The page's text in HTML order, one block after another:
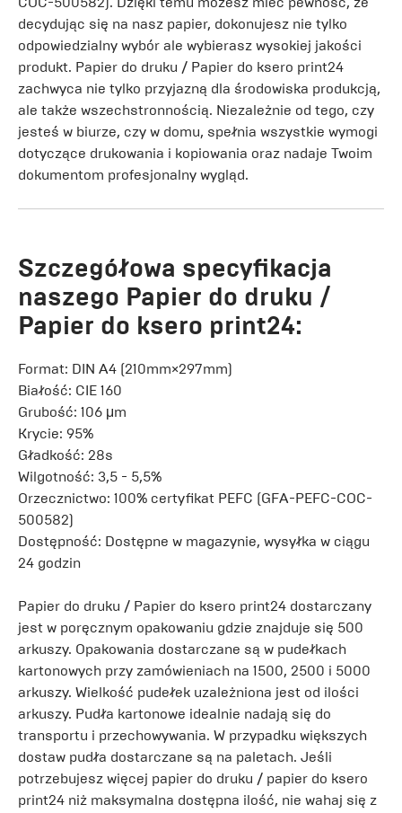
decydując się na nasz papier, dokonujesz nie tylko
odpowiedzialny wybór ale wybierasz wysokiej jakości
produkt. Papier do druku / Papier do ksero print24
zachwyca nie tylko przyjazną dla środowiska produkcją,
ale także wszechstronnością. Niezależnie od tego, czy
jesteś w biurze, czy w domu, spełnia wszystkie wymogi
dotyczące drukowania i kopiowania oraz nadaje Twoim
dokumentom profesjonalny wygląd.
Szczegółowa specyfikacja
naszego Papier do druku /
Papier do ksero print24:
Format: DIN A4 (210mm×297mm)
Białość: CIE 160
Grubość: 106 μm
Krycie: 95%
Gładkość: 28s
Wilgotność: 3,5 - 5,5%
Orzecznictwo: 100% certyfikat PEFC (GFA-PEFC-COC-
500582)
Dostępność: Dostępne w magazynie, wysyłka w ciągu
24 godzin
Papier do druku / Papier do ksero print24 dostarczany
jest w poręcznym opakowaniu gdzie znajduje się 500
arkuszy. Opakowania dostarczane są w pudełkach
kartonowych przy zamówieniach na 1500, 2500 i 5000
arkuszy. Wielkość pudełek uzależniona jest od ilości
arkuszy. Pudła kartonowe idealnie nadają się do
transportu i przechowywania. W przypadku większych
dostaw pudła dostarczane są na paletach. Jeśli
potrzebujesz więcej papier do druku / papier do ksero
print24 niż maksymalna dostępna ilość, nie wahaj się z